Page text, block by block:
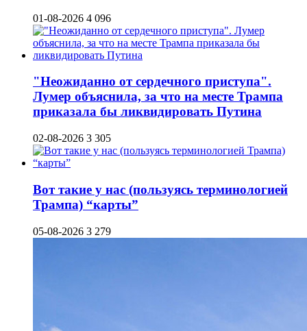
01-08-2026 4 096
"Неожиданно от сердечного приступа".
Лумер объяснила, за что на месте Трампа
приказала бы ликвидировать Путина
02-08-2026 3 305
Вот такие у нас (пользуясь терминологией
Трампа) “карты”
05-08-2026 3 279